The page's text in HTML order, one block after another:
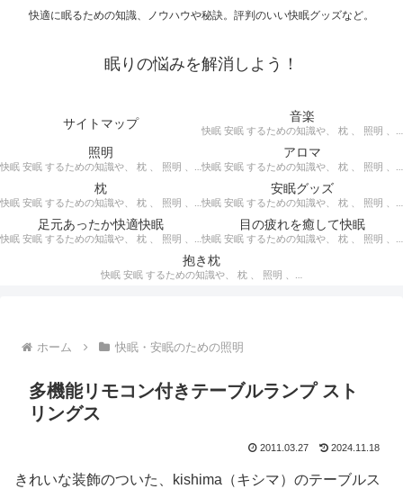
快適に眠るための知識、ノウハウや秘訣。評判のいい快眠グッズなど。
眠りの悩みを解消しよう！
サイトマップ 音楽
快眠 安眠 するための知識や、 枕 、 照明 、 アロマ など、おすすめの グッズ を紹介。 快眠 安眠 のための 音楽 CD の紹介です。 ヒーリングCD リラクゼーションCD インストゥルメンタルCD オルゴールCD ヘミシンクCD α波音楽 など。
照明
快眠 安眠 するための知識や、 枕 、 照明 、 アロマ など、おすすめの グッズ などを紹介。 快眠 安眠 のための 照明 フロアライト テーブルライト デスクライト スタンドライト など。
アロマ
快眠 安眠 するための知識や、 枕 、 照明 、 アロマ など、おすすめの グッズ などを紹介。 エッセンシャルオイル をはじめ、 アロマオイル を利用した アロマランプ 、 アロマディフューザー 、 アロマスプレー などの紹介です。
枕
快眠 安眠 するための知識や、 枕 、 照明 、 アロマ など、おすすめの グッズ などを紹介。 ぐっすり眠るために重要な枕選びのポイントや商品の紹介、 テンピュール 、 マニフレックス など。
安眠グッズ
快眠 安眠 するための知識や、 枕 、 照明 、 アロマ など、おすすめの グッズ などを紹介。 いろいろな 快眠 安眠 グッズ の紹介、足枕、うたた寝枕、目覚まし時計、入浴剤 など。
足元あったか快適快眠
快眠 安眠 するための知識や、 枕 、 照明 、 アロマ など、おすすめの グッズ などを紹介。 足元あったかで快適に眠るための 湯たんぽ あったか靴下 レッグウォーマー などの紹介です。
目の疲れを癒して快眠
快眠 安眠 するための知識や、 枕 、 照明 、 アロマ など、おすすめの グッズ などを紹介。 目の疲れを癒やす、 快眠、安眠 のための アイマスク アイピロー について。
抱き枕
快眠 安眠 するための知識や、 枕 、 照明 、 アロマ など、おすすめの グッズ などを紹介。 安心感を得る、リラックスして眠れるための 抱き枕 の紹介です。 妊婦さんや赤ちゃん、腰痛がある人におすすめ。
ホーム 快眠・安眠のための照明
多機能リモコン付きテーブルランプ スト
リングス
2011.03.27 2024.11.18
きれいな装飾のついた、kishima（キシマ）のテーブルス